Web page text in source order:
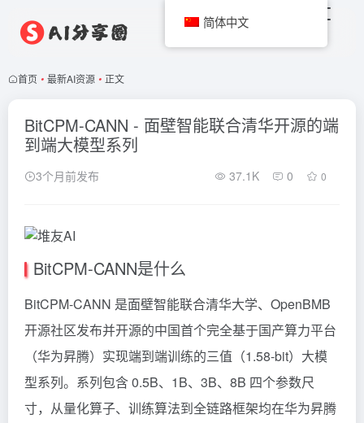
首页 • 最新AI资源 • 正文
BitCPM-CANN - 面壁智能联合清华开源的端
到端大模型系列
3个月前发布 37.1K 0 0
BitCPM-CANN是什么
BitCPM-CANN 是面壁智能联合清华大学、OpenBMB
开源社区发布并开源的中国首个完全基于国产算力平台
（华为昇腾）实现端到端训练的三值（1.58-bit）大模
型系列。系列包含 0.5B、1B、3B、8B 四个参数尺
寸，从量化算子、训练算法到全链路框架均在华为昇腾
简体中文